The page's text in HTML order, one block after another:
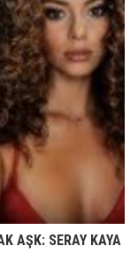
AŞK: SERAY KAYA